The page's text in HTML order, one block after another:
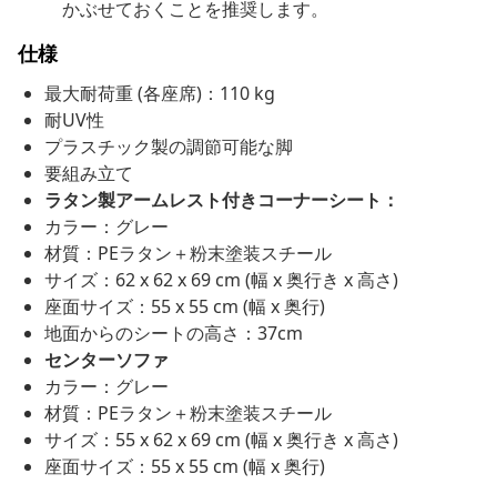
かぶせておくことを推奨します。
仕様
最大耐荷重 (各座席)：110 kg
耐UV性
プラスチック製の調節可能な脚
要組み立て
ラタン製アームレスト付きコーナーシート：
カラー：グレー
材質：PEラタン＋粉末塗装スチール
サイズ：62 x 62 x 69 cm (幅 x 奥行き x 高さ)
座面サイズ：55 x 55 cm (幅 x 奥行)
地面からのシートの高さ：37cm
センターソファ
カラー：グレー
材質：PEラタン＋粉末塗装スチール
サイズ：55 x 62 x 69 cm (幅 x 奥行き x 高さ)
座面サイズ：55 x 55 cm (幅 x 奥行)